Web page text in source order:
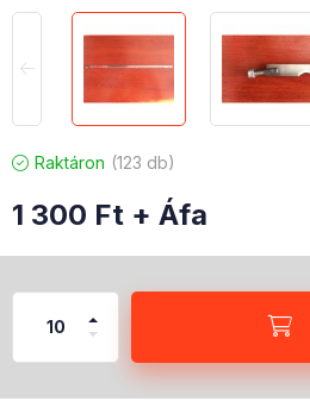
Raktáron 123 db
1 300 Ft + Áfa